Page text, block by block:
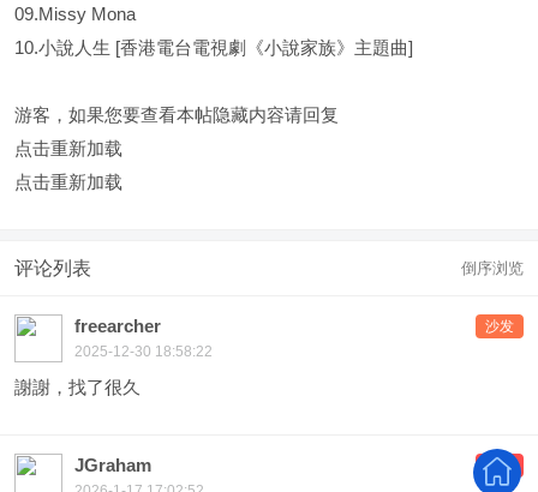
09.Missy Mona
10.小說人生 [香港電台電視劇《小說家族》主題曲]
游客，如果您要查看本帖隐藏内容请回复
点击重新加载
点击重新加载
评论列表 倒序浏览
沙发
freearcher
2025-12-30 18:58:22
謝謝，找了很久
板凳
JGraham